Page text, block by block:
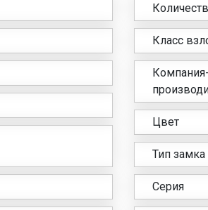
Класс
Компания-
Цвет
Тип замка
Серия